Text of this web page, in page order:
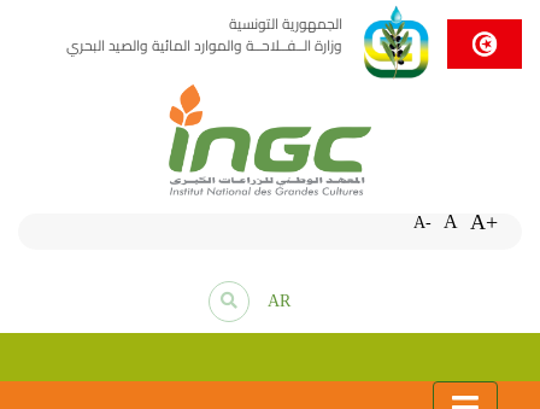
الجمهورية التونسية
وزارة الــفــلاحــة والموارد المائية والصيد البحري
A- A A+
AR